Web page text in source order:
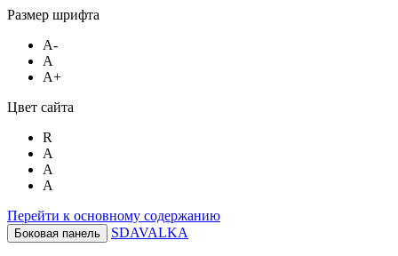
Размер шрифта
A-
A
A+
Цвет сайта
R
A
A
A
Перейти к основному содержанию
Боковая панель SDAVALKA